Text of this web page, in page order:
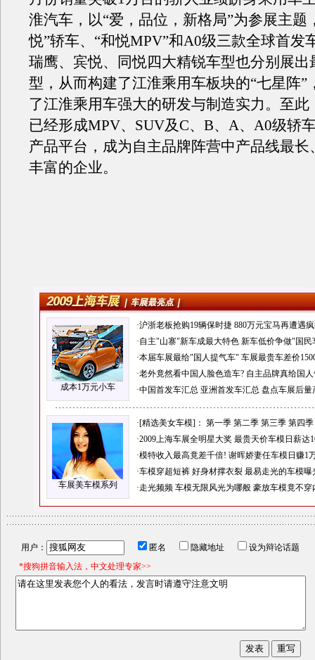
淮汽车，以“爱，品位，新格局”为参展主题
悦”轿车、“和悦MPV”和A0级三款全球首发
瑞鹰、宾悦、同悦四大精锐车型也分别展出
型，从而构建了江淮乘用车板块的“七星阵”
了江淮乘用车强大的研发与制造实力。至此
已经形成MPV、SUV及C、B、A、A0级轿
产品平台，成为自主品牌阵营中产品线最长
丰富的企业。
成本1万元小车
·沪浙老板抢购19辆保时捷 880万元宝马再遭遇
·自主"山寨"新车成最大特色 新车低价争做"国民
·本届车展最给"国人提气车" 车展最贵车差价
·老外竟然看中国人脸色造车? 自主品牌真给国
·中国首发车汇总 亚洲首发车汇总 盘点车展后量
车展美车模系列
·[精选美女车模]： 第一季 第二季 第三季 第四季
·2009上海车展全明星大奖 最贵天价车模日薪达
·模特收入最高竟差千倍! 谢晖娇妻任车模日赚1
·车模穿超短裤 好身材撑衣裂 最易走光的车模曝
·走光频频 车模无限风光为哪般 豪放车模竟不穿
用户： 匿名 隐藏地址
设为辩论话题
*搜狗拼音输入法，中文处理专家>>